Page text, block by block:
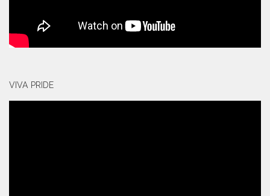
VIVA PRIDE